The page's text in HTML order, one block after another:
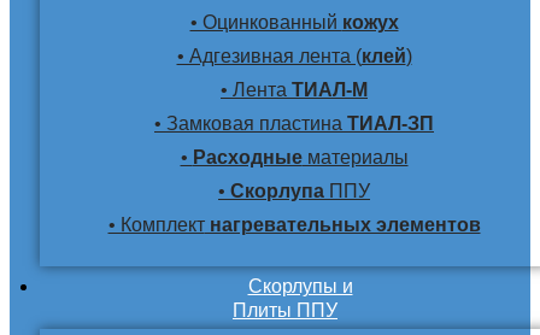
• Оцинкованный кожух
• Адгезивная лента (клей)
• Лента ТИАЛ-М
• Замковая пластина ТИАЛ-ЗП
• Расходныематериалы
• Скорлупа ППУ
• Комплектнагревательных элементов
Скорлупы и
Плиты ППУ